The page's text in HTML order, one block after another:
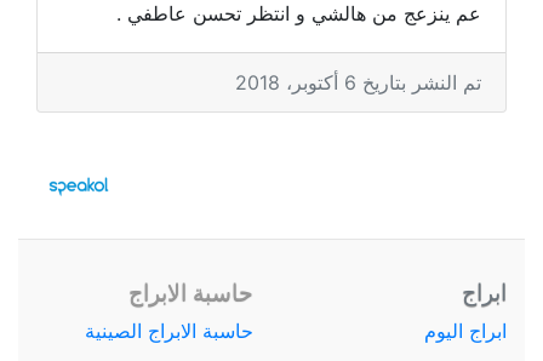
عم ينزعج من هالشي و انتظر تحسن عاطفي .
تم النشر بتاريخ 6 أكتوبر، 2018
ابراج
ابراج اليوم
حاسبة الابراج
حاسبة الابراج الصينية